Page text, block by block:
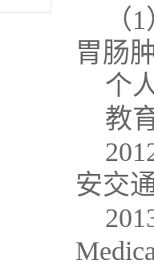
（
胃肠
个
教
安交